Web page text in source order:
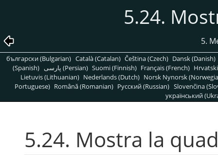
5.24.
5.
български (Bulgarian) Català (Catalan) Čeština (Czech) Dansk (Danish)
(Spanish)
پارسی (Persian) Suomi (Finnish) Français (French)
Lietuvis (Lithuanian) Nederlands (Dutch) Norsk Nynorsk
Portuguese) Română (Romanian) Pусский (Russian) Slovenčina
український
5.24. Mostra la